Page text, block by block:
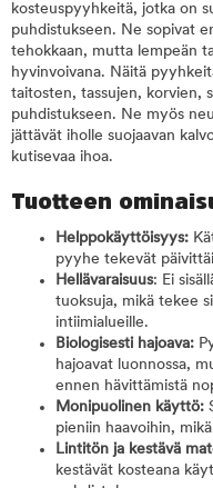
kosteuspyyhkeitä, jotka on
puhdistukseen. Ne sopivat
tehokkaan, mutta lempeän
hyvinvoivana. Näitä
taitosten, tassujen, korvien,
puhdistukseen. Ne myös
jättävät iholle suojaavan
kutisevaa ihoa.
Tuotteen
Helppokäyttöisyys:
pyyhe tekevät
Hellävaraisuus: Ei
tuoksuja, mikä tekee
intiimialueille.
Biologisesti hajoava:
hajoavat luonnossa,
ennen hävittämistä
Monipuolinen käyttö:
pieniin haavoihin,
Lintitön ja kestävä
kestävät kosteana